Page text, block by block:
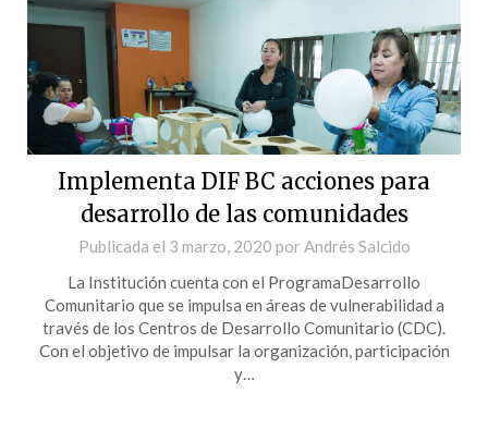
Implementa DIF BC acciones para
desarrollo de las comunidades
Publicada el 3 marzo, 2020 por Andrés Salcido
La Institución cuenta con el ProgramaDesarrollo
Comunitario que se impulsa en áreas de vulnerabilidad a
través de los Centros de Desarrollo Comunitario (CDC).
Con el objetivo de impulsar la organización, participación
y…